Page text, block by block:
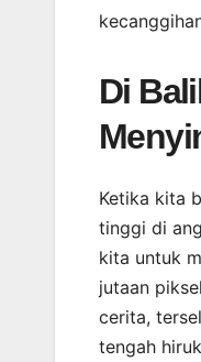
Di
Ketika kita
tinggi di
kita untuk
jutaan
cerita,
tengah